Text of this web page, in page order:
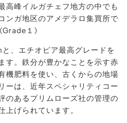
高峰イルガチェフ地方の中でも
ンガ地区のアメデラロ集買所で
１)
、エチオピア最高グレードを
す。鉄分が豊かなことを示す赤
機肥料を使い、古くからの地場
ーは、近年スペシャリティコー
のあるプリムローズ社の管理の
上げられています。